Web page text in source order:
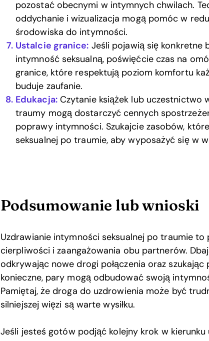
pozostać obecnymi w intymnych chwilach.
oddychanie i wizualizacja mogą pomóc w
środowiska do intymności.
Ustalcie granice: Jeśli pojawią się konkretne
intymność seksualną, poświęćcie czas na
granice, które respektują poziom komfortu
buduje zaufanie.
Edukacja:Czytanie książek lub uczestnictwo
traumy mogą dostarczyć cennych
poprawy intymności. Szukajcie zasobów,
seksualnej po traumie, aby wyposażyć się w
Podsumowanie lub wnioski
Uzdrawianie intymności seksualnej po traumie
cierpliwości i zaangażowania obu partnerów.
odkrywając nowe drogi połączenia oraz
konieczne, pary mogą odbudować swoją
Pamiętaj, że droga do uzdrowienia może być
silniejszej więzi są warte wysiłku.
Jeśli jesteś gotów podjąć kolejny krok w kierunku